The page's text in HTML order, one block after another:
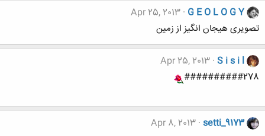
G E O L O G Y
Apr 25, 2013
تصویری هیجان انگیز از زمین
S i s i l
Apr 25, 2013
##########278
setti_9173
Apr 8, 2013